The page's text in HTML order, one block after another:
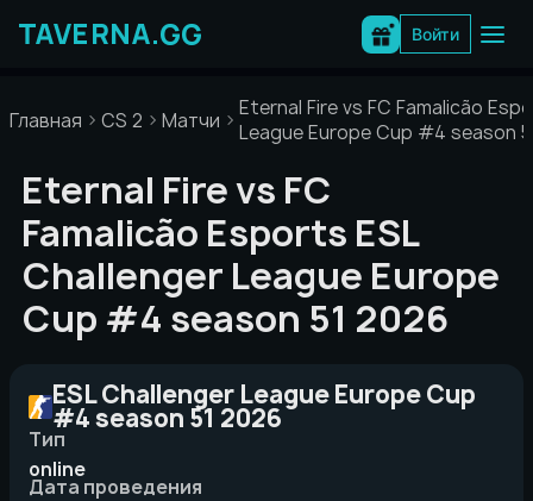
содержимому
Войти
Главная CS 2 Матчи
Eternal Fire vs FC Famalicão
League Europe Cup #4 season
Eternal Fire vs FC
Famalicão Esports ESL
Challenger League Europe
Cup #4 season 51 2026
ESL Challenger League Europe Cup
#4 season 51 2026
Тип
online
Дата проведения